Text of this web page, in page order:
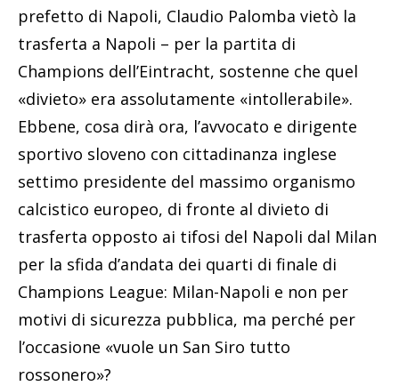
prefetto di Napoli, Claudio Palomba vietò la
trasferta a Napoli – per la partita di
Champions dell’Eintracht, sostenne che quel
«divieto» era assolutamente «intollerabile».
Ebbene, cosa dirà ora, l’avvocato e dirigente
sportivo sloveno con cittadinanza inglese
settimo presidente del massimo organismo
calcistico europeo, di fronte al divieto di
trasferta opposto ai tifosi del Napoli dal Milan
per la sfida d’andata dei quarti di finale di
Champions League: Milan-Napoli e non per
motivi di sicurezza pubblica, ma perché per
l’occasione «vuole un San Siro tutto
rossonero»?